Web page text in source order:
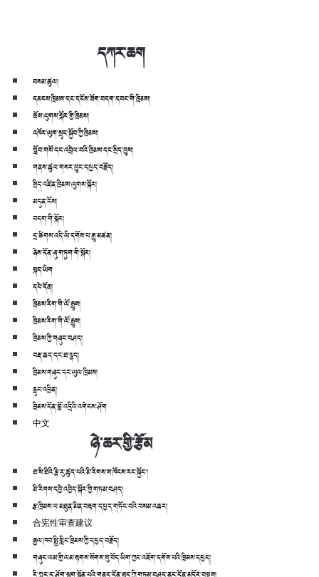
དཀར་ཆག
བསམ་ཚུལ།
དམངས་ཁྲིམས་དང་དངོས་ཟོག་བདག་དབང་གི་ཁྲིམས།
ཆོས་ལུགས་སྐོར་གྱི་ཁྲིམས།
འཁོར་ཡུག་སྲུང་སྐྱོབ་ཀྱི་ཁྲིམས།
སློབ་གསོ་དང་འབྲེལ་བའི་ཁྲིམས་དང་སྲིད་བྱུས།
གནས་ཚུལ་གསར་བྱུང་དཔྱད་བརྗོད།
སྲིད་འཛིན་ཁྲིམས་ལུགས་སྐོར།
མདུན་ངོས།
བདག་གི་སྐོར།
དྲ་ཚིགས་འདི་ཡི་དགོས་པ་རྒྱུ་མཚན།
ཉེས་དོན་ཞུ་གཏུག་གི་སྐོར།
སྐད་ཡིག
དཔེ་དོན།
ཁྲིམས་རིག་གི་ལོ་རྒྱུས།
ཁྲིམས་རིག་གི་ལོ་རྒྱུས།
ཁྲིམས་ཀྱི་གཞུང་བཤད།
བརྡ་ཆད་དང་ཐ་སྙད།
ཁྲིམས་གཞུང་དང་ཡུལ་ཁྲིམས།
རླུང་འཕྲིན།
ཁྲིམས་དོན་བློ་འདྲིའི་འགེངས་ཤོག
中文
ཉེ་ཆར་གྱི་རྩོམ
ཐ་སི་ཐིའི་རྙི་རུ་ཚུད་པའི་མི་རིགས་ས་ཁོངས་རང་སྐྱོང་།
མི་རིགས་དབྱེ་འབྱེད་སྐོར་གྱི་གཏམ་བཤད།
རྩ་ཁྲིམས་ལ་མཐུན་མིན་བརྟག་དཔྱད་གཏོང་བའི་བསམ་འཆར།
合宪性审查建议
རྒྱལ་ཁབ་སྤྱི་གླིང་ཁྲིམས་ཀྱི་དཔྱད་བརྗོད།
གཞུང་ལམ་གྱི་ལམ་རྟགས་སོགས་སུ་བོད་ཡིག་ཀྱང་འཇོག་དགོས་པའི་ཁྲིམས་དཔྱད།